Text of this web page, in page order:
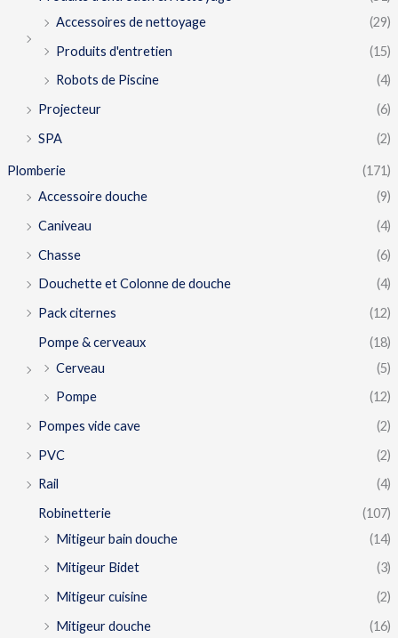
Accessoires de nettoyage
(29)
Produits d'entretien
(15)
Robots de Piscine
(4)
Projecteur
(6)
SPA
(2)
Plomberie
(171)
Accessoire douche
(9)
Caniveau
(4)
Chasse
(6)
Douchette et Colonne de douche
(4)
Pack citernes
(12)
Pompe & cerveaux
(18)
Cerveau
(5)
Pompe
(12)
Pompes vide cave
(2)
PVC
(2)
Rail
(4)
Robinetterie
(107)
Mitigeur bain douche
(14)
Mitigeur Bidet
(3)
Mitigeur cuisine
(2)
Mitigeur douche
(16)